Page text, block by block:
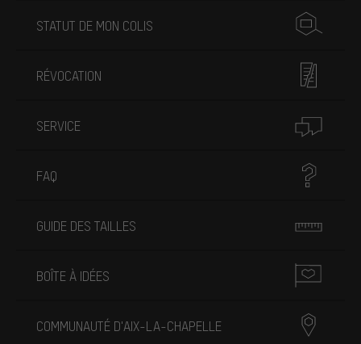
STATUT DE MON COLIS
RÉVOCATION
SERVICE
FAQ
GUIDE DES TAILLES
BOÎTE À IDÉES
COMMUNAUTÉ D'AIX-LA-CHAPELLE